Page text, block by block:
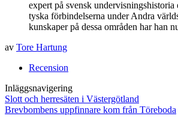
expert på svensk undervisningshistoria
tyska förbindelserna under Andra
kunskaper på dessa områden har han
av Tore Hartung
Recension
Inläggsnavigering
Slott och herresäten i Västergötland
Brevbombens uppfinnare kom från Töreboda